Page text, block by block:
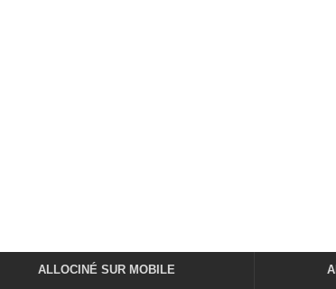
ALLOCINÉ SUR MOBILE